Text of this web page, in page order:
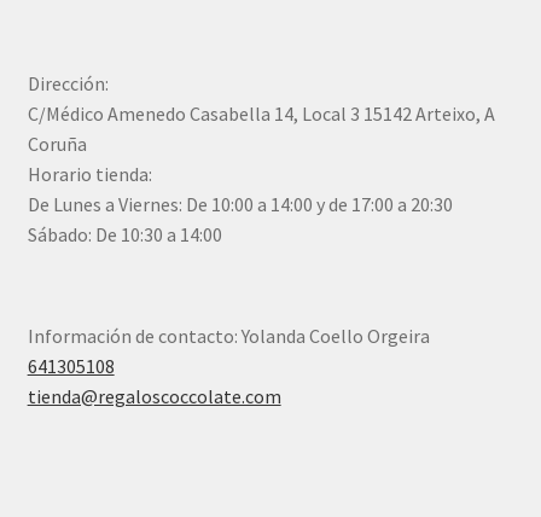
Dirección:
C/Médico Amenedo Casabella 14, Local 3 15142 Arteixo, A
Coruña
Horario tienda:
De Lunes a Viernes: De 10:00 a 14:00 y de 17:00 a 20:30
Sábado: De 10:30 a 14:00
Información de contacto: Yolanda Coello Orgeira
641305108
tienda@regaloscoccolate.com